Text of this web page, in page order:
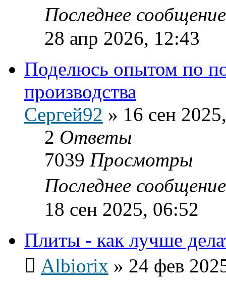
Последнее
28 апр 2026, 12:43
Поделюсь опытом по
производства
Сергей92 » 16 сен
2 Ответы
7039 Просмотры
Последнее
18 сен 2025, 06:52
Плиты - как лучше
Albiorix » 24 фев